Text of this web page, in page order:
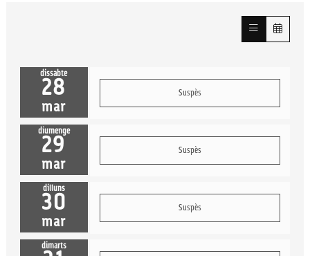
dissabte
28
mar
Suspès
diumenge
29
mar
Suspès
dilluns
30
mar
Suspès
dimarts